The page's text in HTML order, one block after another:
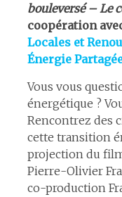
bouleversé – Le
coopération
Locales et
Énergie
Vous vous
énergétique ?
Rencontrez des
cette transition
projection du
Pierre-Olivier
co-production